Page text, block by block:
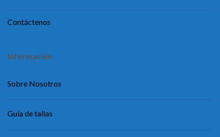
Contáctenos
Información
Sobre Nosotros
Guía de tallas